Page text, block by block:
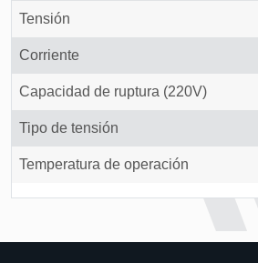
Tensión
Corriente
Capacidad de ruptura (220V)
Tipo de tensión
Temperatura de operación